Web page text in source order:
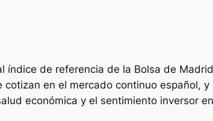
índice de referencia de la Bolsa de
en el mercado continuo español, y
económica y el sentimiento inversor